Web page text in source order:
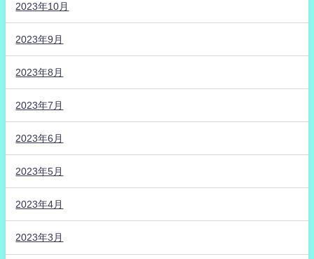
2023年10月
2023年9月
2023年8月
2023年7月
2023年6月
2023年5月
2023年4月
2023年3月